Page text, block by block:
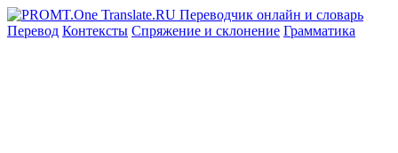
Перевод Контексты Спряжение и склонение Грамматика